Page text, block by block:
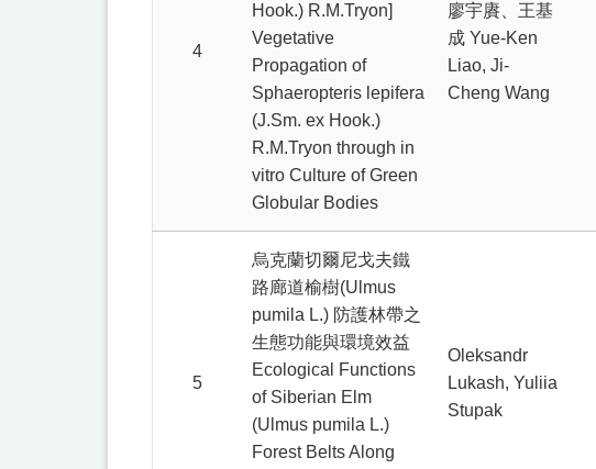
4
Hook.) R.M.Tryon]
Vegetative
Propagation of
Sphaeropteris lepifera
(J.Sm. ex Hook.)
R.M.Tryon through in
vitro Culture of Green
Globular Bodies
廖宇賡、王基
成 Yue-Ken
Liao, Ji-
Cheng Wang
5
烏克蘭切爾尼戈夫鐵
路廊道榆樹(Ulmus
pumila L.) 防護林帶之
生態功能與環境效益
Ecological Functions
of Siberian Elm
(Ulmus pumila L.)
Forest Belts Along
Oleksandr
Lukash, Yuliia
Stupak